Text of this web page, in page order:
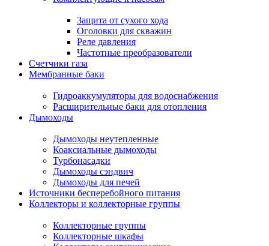
Защита от сухого хода
Оголовки для скважин
Реле давления
Частотные преобразователи
Счетчики газа
Мембранные баки
Гидроаккумуляторы для водоснабжения
Расширительные баки для отопления
Дымоходы
Дымоходы неутепленные
Коаксиальные дымоходы
Турбонасадки
Дымоходы сэндвич
Дымоходы для печей
Источники бесперебойного питания
Коллекторы и коллекторные группы
Коллекторные группы
Коллекторные шкафы